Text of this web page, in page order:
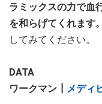
ラミックスの力で血
を和らげてくれます。
してみてください。
DATA
ワークマン┃
メディ